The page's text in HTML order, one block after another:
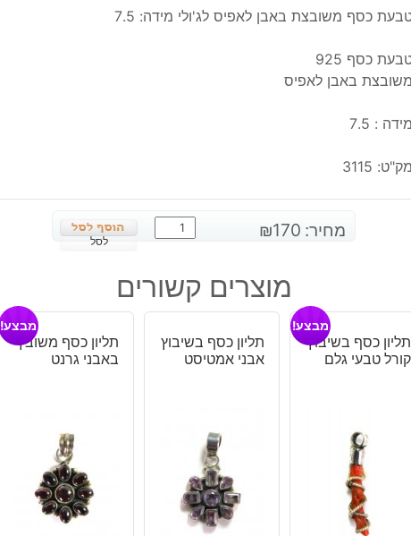
כסף משובצת באבן לאפיס לג'ולי מידה: 7.5
כסף 925
משובצת באבן לאפיס
מידה : 7.5
מק"ט: 3115
מחיר: ₪170
כמות
של
כסף
משובצת
לאפיס
לסל
מוצרים קשורים
תליון כסף בשיבוץ
קורל טבעי גלם
מבצע!
תליון כסף בשיבוץ
אבני אמטיסט
תליון כסף משובץ
באבני גרנט
מבצע!